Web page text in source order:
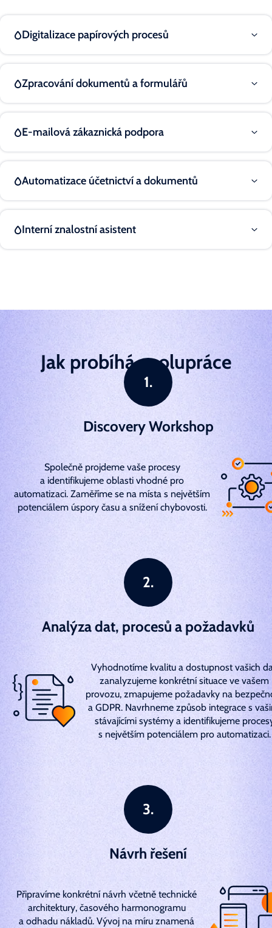
Digitalizace papírových procesů
Zpracování dokumentů a formulářů
E-mailová zákaznická podpora
Automatizace účetnictví a dokumentů
Interní znalostní asistent
Jak probíhá spolupráce
Discovery Workshop
Společně projdeme vaše procesy
a identifikujeme oblasti vhodné pro
automatizaci. Zaměříme se na místa s největším
potenciálem úspory času a snížení chybovosti.
Analýza dat, procesů a požadavků
Vyhodnotíme kvalitu a dostupnost vašich
zanalyzujeme konkrétní situace ve vašem
provozu, zmapujeme požadavky na
a GDPR. Navrhneme způsob integrace s
stávajícími systémy a identifikujeme
s největším potenciálem pro automatizaci.
Návrh řešení
Připravíme konkrétní návrh včetně technické
architektury, časového harmonogramu
a odhadu nákladů. Vývoj na míru znamená